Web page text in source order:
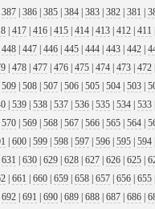
|
381
|
382
|
383
|
384
|
385
|
386
|
387
|
411
|
412
|
413
|
414
|
415
|
416
|
417
|
|
442
|
443
|
444
|
445
|
446
|
447
|
448
|
472
|
473
|
474
|
475
|
476
|
477
|
478
|
|
503
|
504
|
505
|
506
|
507
|
508
|
509
|
533
|
534
|
535
|
536
|
537
|
538
|
539
|
|
564
|
565
|
566
|
567
|
568
|
569
|
570
|
594
|
595
|
596
|
597
|
598
|
599
|
600
|
|
625
|
626
|
627
|
628
|
629
|
630
|
631
|
655
|
656
|
657
|
658
|
659
|
660
|
661
|
|
686
|
687
|
688
|
689
|
690
|
691
|
692
|